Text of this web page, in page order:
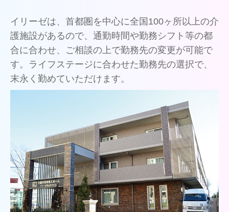
イリーゼは、首都圏を中心に全国100ヶ所以上の介
護施設があるので、通勤時間や勤務シフト等の都
合に合わせ、ご相談の上で勤務先の変更が可能で
す。ライフステージに合わせた勤務先の選択で、
末永く勤めていただけます。